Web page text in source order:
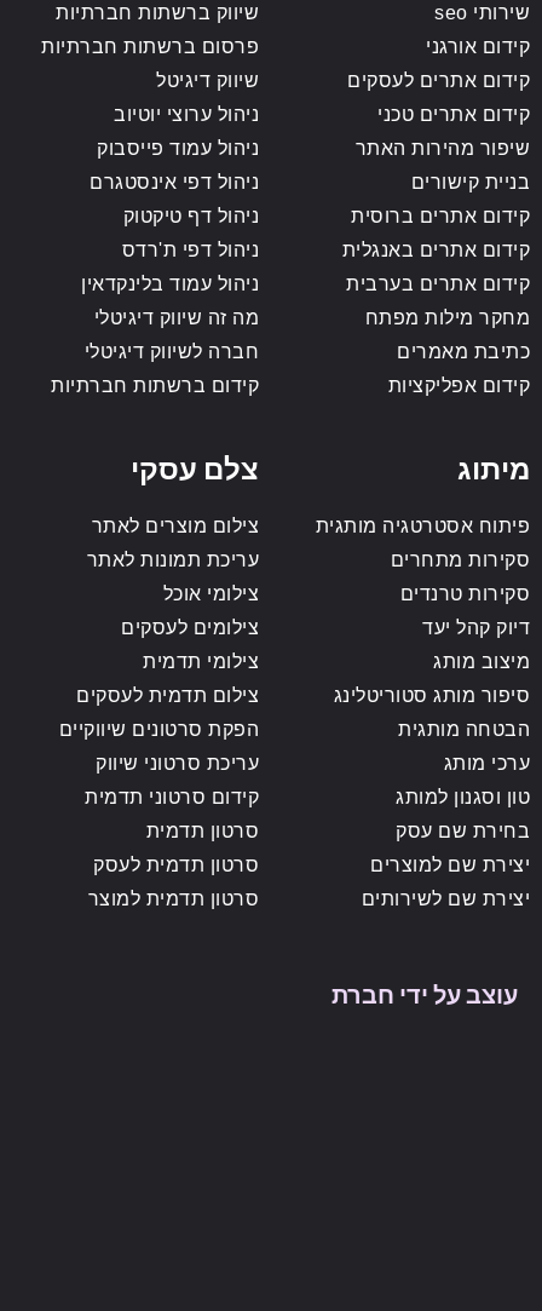
שירותי seo
קידום אורגני
קידום אתרים לעסקים
קידום אתרים טכני
שיפור מהירות האתר
בניית קישורים
קידום אתרים ברוסית
קידום אתרים באנגלית
קידום אתרים בערבית
מחקר מילות מפתח
כתיבת מאמרים
קידום אפליקציות
שיווק ברשתות חברתיות
פרסום ברשתות חברתיות
שיווק דיגיטל
ניהול ערוצי יוטיוב
ניהול עמוד פייסבוק
ניהול דפי אינסטגרם
ניהול דף טיקטוק
ניהול דפי ת'רדס
ניהול עמוד בלינקדאין
מה זה שיווק דיגיטלי
חברה לשיווק דיגיטלי
קידום ברשתות חברתיות
מיתוג
פיתוח אסטרטגיה מותגית
סקירות מתחרים
סקירות טרנדים
דיוק קהל יעד
מיצוב מותג
סיפור מותג סטוריטלינג
הבטחה מותגית
ערכי מותג
טון וסגנון למותג
בחירת שם עסק
יצירת שם למוצרים
יצירת שם לשירותים
צלם עסקי
צילום מוצרים לאתר
עריכת תמונות לאתר
צילומי אוכל
צילומים לעסקים
צילומי תדמית
צילום תדמית לעסקים
הפקת סרטונים שיווקיים
עריכת סרטוני שיווק
קידום סרטוני תדמית
סרטון תדמית
סרטון תדמית לעסק
סרטון תדמית למוצר
עוצב על ידי חברת